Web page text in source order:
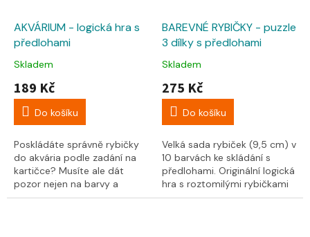
AKVÁRIUM - logická hra s
předlohami
Skladem
189 Kč
Do košíku
Poskládáte správně rybičky
do akvária podle zadání na
kartičce? Musíte ale dát
pozor nejen na barvy a
správné umístění
BAREVNÉ RYBIČKY - puzzle
3 dílky s předlohami
Skladem
275 Kč
Do košíku
Velká sada rybiček (9,5 cm) v
10 barvách ke skládání s
předlohami. Originální logická
hra s roztomilými rybičkami
tvořenými jako variabilní